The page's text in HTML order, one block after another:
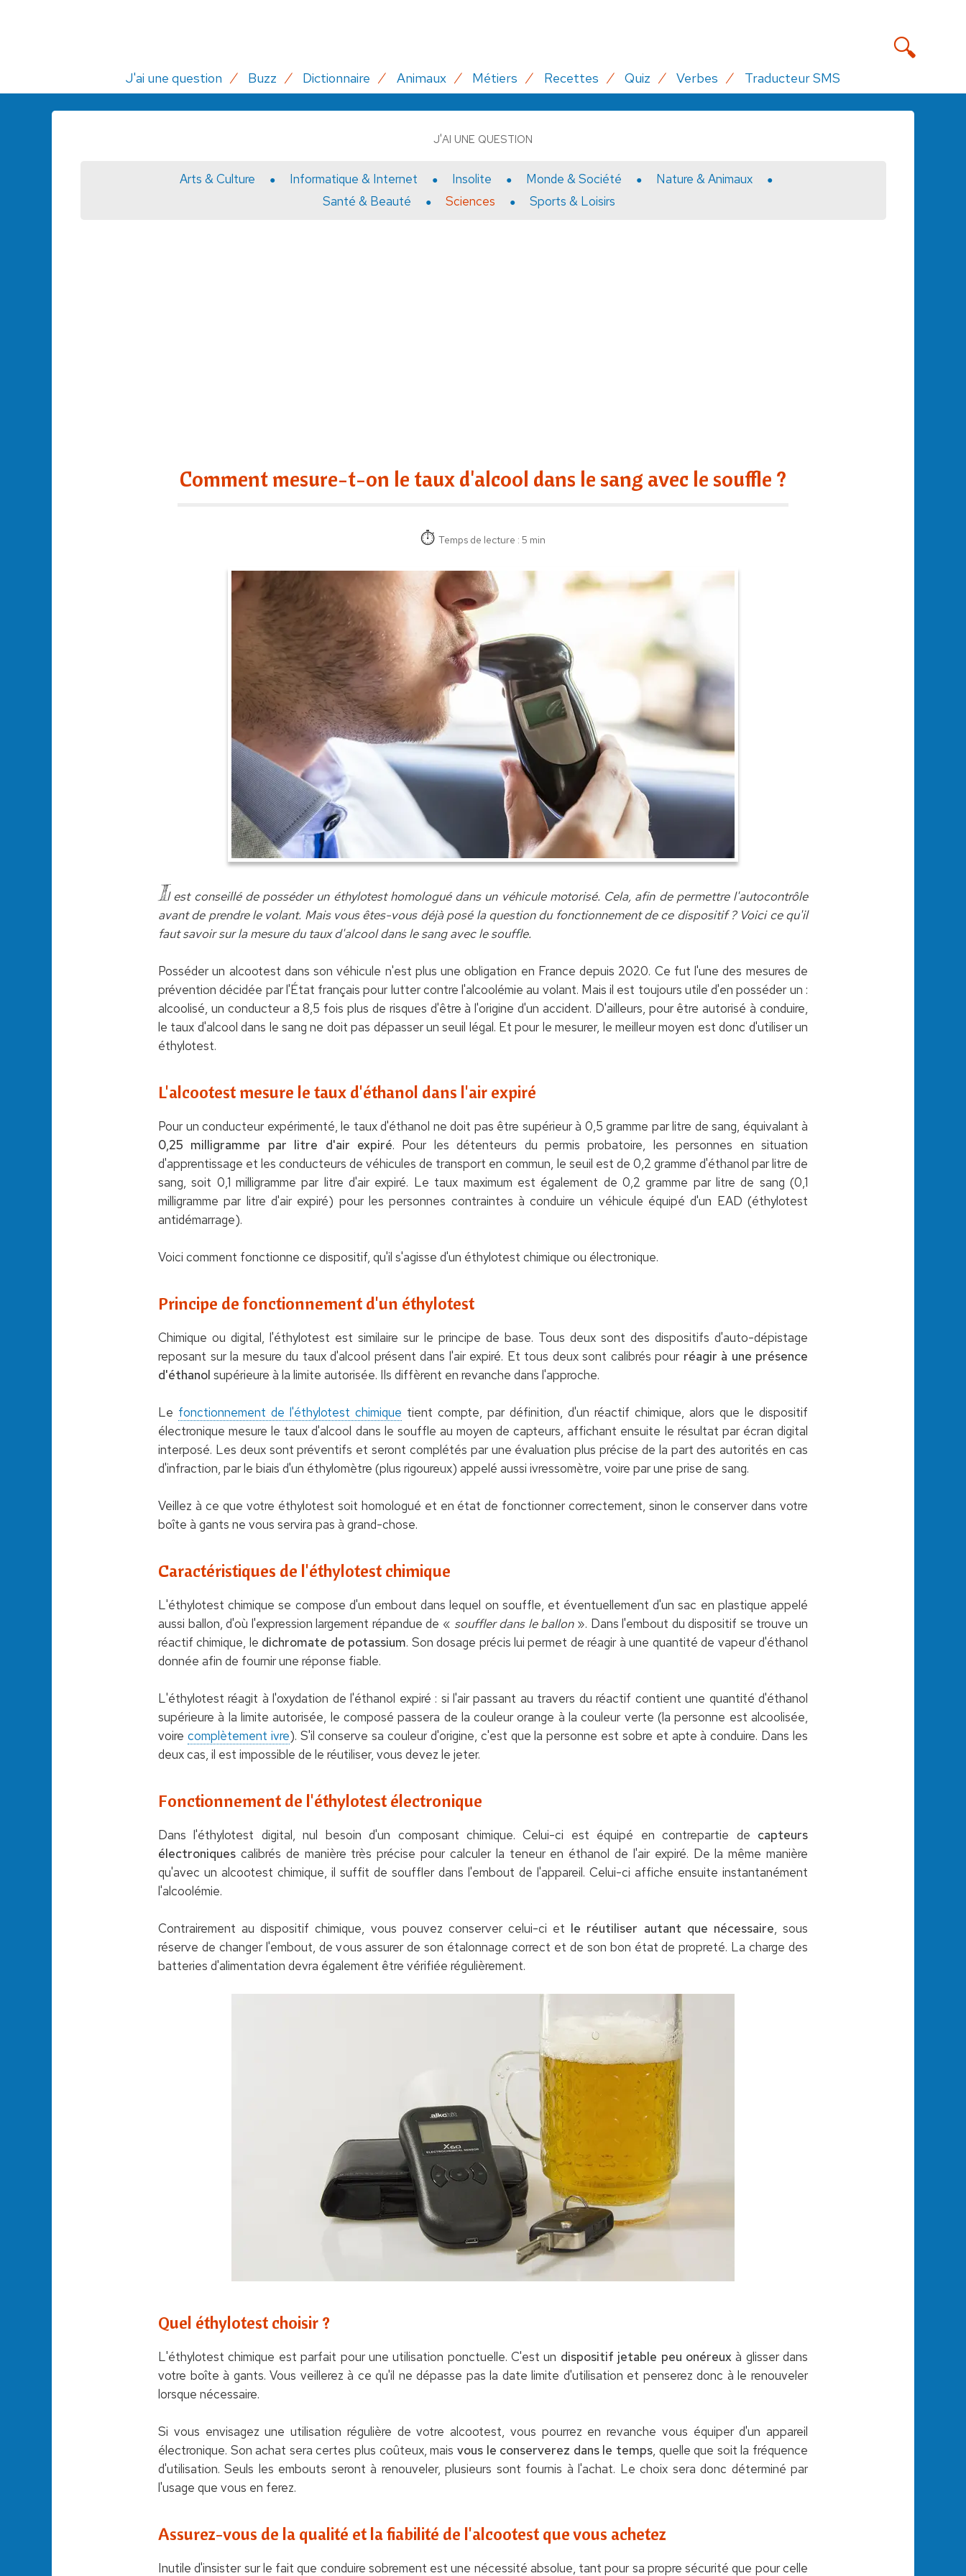
J'ai une question Buzz Dictionnaire Animaux Métiers Recettes Quiz Verbes Traducteur SMS
J'AI UNE QUESTION
Arts & Culture Informatique & Internet Insolite Monde & Société
Nature & Animaux
Santé & Beauté
Sciences Sports & Loisirs
Comment mesure-t-on le taux d'alcool dans le sang avec le souffle ?
Temps de lecture : 5 min
Il est conseillé de posséder un éthylotest homologué dans un véhicule motorisé. Cela, afin de permettre l'autocontrôle
avant de prendre le volant. Mais vous êtes-vous déjà posé la question du fonctionnement de ce dispositif ? Voici ce qu'il
faut savoir sur la mesure du taux d'alcool dans le sang avec le souffle.
Posséder un alcootest dans son véhicule n'est plus une obligation en France depuis 2020. Ce fut l'une des mesures de
prévention décidée par l'État français pour lutter contre l'alcoolémie au volant. Mais il est toujours utile d'en posséder un :
alcoolisé, un conducteur a 8,5 fois plus de risques d'être à l'origine d'un accident. D'ailleurs, pour être autorisé à conduire,
le taux d'alcool dans le sang ne doit pas dépasser un seuil légal. Et pour le mesurer, le meilleur moyen est donc d'utiliser un
éthylotest.
L'alcootest mesure le taux d'éthanol dans l'air expiré
Pour un conducteur expérimenté, le taux d'éthanol ne doit pas être supérieur à 0,5 gramme par litre de sang, équivalant à
0,25 milligramme par litre d'air expiré. Pour les détenteurs du permis probatoire, les personnes en situation
d'apprentissage et les conducteurs de véhicules de transport en commun, le seuil est de 0,2 gramme d'éthanol par litre de
sang, soit 0,1 milligramme par litre d'air expiré. Le taux maximum est également de 0,2 gramme par litre de sang (0,1
milligramme par litre d'air expiré) pour les personnes contraintes à conduire un véhicule équipé d'un EAD (éthylotest
antidémarrage).
Voici comment fonctionne ce dispositif, qu'il s'agisse d'un éthylotest chimique ou électronique.
Principe de fonctionnement d'un éthylotest
Chimique ou digital, l'éthylotest est similaire sur le principe de base. Tous deux sont des dispositifs d'auto-dépistage
reposant sur la mesure du taux d'alcool présent dans l'air expiré. Et tous deux sont calibrés pour réagir à une présence
d'éthanol supérieure à la limite autorisée. Ils diffèrent en revanche dans l'approche.
Le fonctionnement de l'éthylotest chimique tient compte, par définition, d'un réactif chimique, alors que le dispositif
électronique mesure le taux d'alcool dans le souffle au moyen de capteurs, affichant ensuite le résultat par écran digital
interposé. Les deux sont préventifs et seront complétés par une évaluation plus précise de la part des autorités en cas
d'infraction, par le biais d'un éthylomètre (plus rigoureux) appelé aussi ivressomètre, voire par une prise de sang.
Veillez à ce que votre éthylotest soit homologué et en état de fonctionner correctement, sinon le conserver dans votre
boîte à gants ne vous servira pas à grand-chose.
Caractéristiques de l'éthylotest chimique
L'éthylotest chimique se compose d'un embout dans lequel on souffle, et éventuellement d'un sac en plastique appelé
aussi ballon, d'où l'expression largement répandue de « souffler dans le ballon». Dans l'embout du dispositif se trouve un
réactif chimique, le dichromate de potassium. Son dosage précis lui permet de réagir à une quantité de vapeur d'éthanol
donnée afin de fournir une réponse fiable.
L'éthylotest réagit à l'oxydation de l'éthanol expiré : si l'air passant au travers du réactif contient une quantité d'éthanol
supérieure à la limite autorisée, le composé passera de la couleur orange à la couleur verte (la personne est alcoolisée,
voire complètement ivre). S'il conserve sa couleur d'origine, c'est que la personne est sobre et apte à conduire. Dans les
deux cas, il est impossible de le réutiliser, vous devez le jeter.
Fonctionnement de l'éthylotest électronique
Dans l'éthylotest digital, nul besoin d'un composant chimique. Celui-ci est équipé en contrepartie de capteurs
électroniques calibrés de manière très précise pour calculer la teneur en éthanol de l'air expiré. De la même manière
qu'avec un alcootest chimique, il suffit de souffler dans l'embout de l'appareil. Celui-ci affiche ensuite instantanément
l'alcoolémie.
Contrairement au dispositif chimique, vous pouvez conserver celui-ci et le réutiliser autant que nécessaire, sous
réserve de changer l'embout, de vous assurer de son étalonnage correct et de son bon état de propreté. La charge des
batteries d'alimentation devra également être vérifiée régulièrement.
Quel éthylotest choisir ?
L'éthylotest chimique est parfait pour une utilisation ponctuelle. C'est un dispositif jetable peu onéreuxà glisser dans
votre boîte à gants. Vous veillerez à ce qu'il ne dépasse pas la date limite d'utilisation et penserez donc à le renouveler
lorsque nécessaire.
Si vous envisagez une utilisation régulière de votre alcootest, vous pourrez en revanche vous équiper d'un appareil
électronique. Son achat sera certes plus coûteux, mais vous le conserverez dans le temps, quelle que soit la fréquence
d'utilisation. Seuls les embouts seront à renouveler, plusieurs sont fournis à l'achat. Le choix sera donc déterminé par
l'usage que vous en ferez.
Assurez-vous de la qualité et la fiabilité de l'alcootest que vous achetez
Inutile d'insister sur le fait que conduire sobrement est une nécessité absolue, tant pour sa propre sécurité que pour celle